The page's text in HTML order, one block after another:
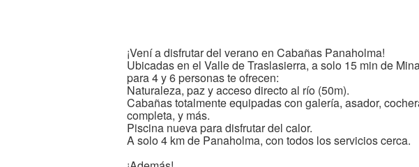
¡Vení a disfrutar del verano en Cabañas Panaholma!
Ubicadas en el Valle de Traslasierra, a solo 15 min de
para 4 y 6 personas te ofrecen:
Naturaleza, paz y acceso directo al río (50m).
Cabañas totalmente equipadas con galería, asador,
completa, y más.
Piscina nueva para disfrutar del calor.
A solo 4 km de Panaholma, con todos los servicios cerca.